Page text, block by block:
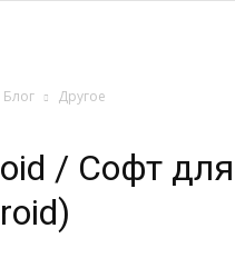
Блог Другое
/ Софт